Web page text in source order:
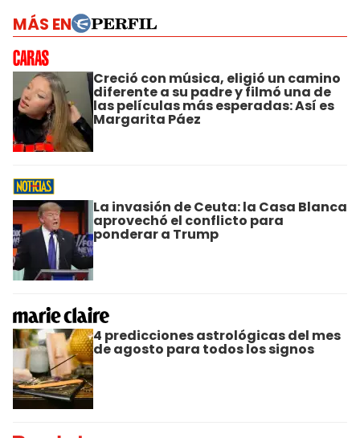
MÁS EN
Creció con música, eligió un camino
diferente a su padre y filmó una de
las películas más esperadas: Así es
Margarita Páez
La invasión de Ceuta: la Casa Blanca
aprovechó el conflicto para
ponderar a Trump
4 predicciones astrológicas del mes
de agosto para todos los signos